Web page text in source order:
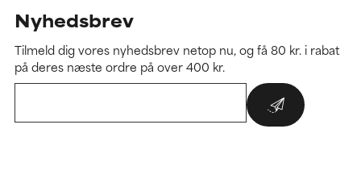
Nyhedsbrev
Tilmeld dig vores nyhedsbrev netop nu, og få 80 kr. i rabat
på deres næste ordre på over 400 kr.